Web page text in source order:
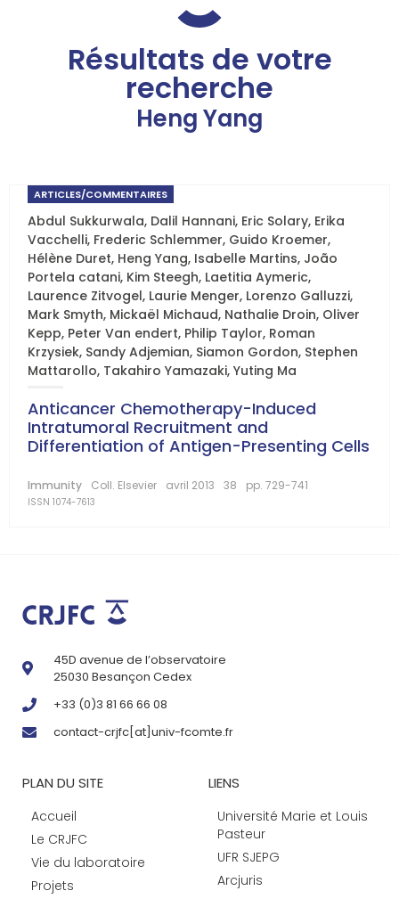
Résultats de votre
recherche
Heng Yang
ARTICLES/COMMENTAIRES
Abdul Sukkurwala, Dalil Hannani, Eric Solary, Erika
Vacchelli, Frederic Schlemmer, Guido Kroemer,
Hélène Duret, Heng Yang, Isabelle Martins, João
Portela catani, Kim Steegh, Laetitia Aymeric,
Laurence Zitvogel, Laurie Menger, Lorenzo Galluzzi,
Mark Smyth, Mickaël Michaud, Nathalie Droin, Oliver
Kepp, Peter Van endert, Philip Taylor, Roman
Krzysiek, Sandy Adjemian, Siamon Gordon, Stephen
Mattarollo, Takahiro Yamazaki, Yuting Ma
Anticancer Chemotherapy-Induced
Intratumoral Recruitment and
Differentiation of Antigen-Presenting Cells
Immunity Coll. Elsevier avril 2013 38 pp. 729-741
ISSN 1074-7613
45D avenue de l’observatoire
25030 Besançon Cedex
+33 (0)3 81 66 66 08
contact-crjfc[at]univ-fcomte.fr
PLAN DU SITE
Accueil
Le CRJFC
Vie du laboratoire
Projets
LIENS
Université Marie et Louis
Pasteur
UFR SJEPG
Arcjuris